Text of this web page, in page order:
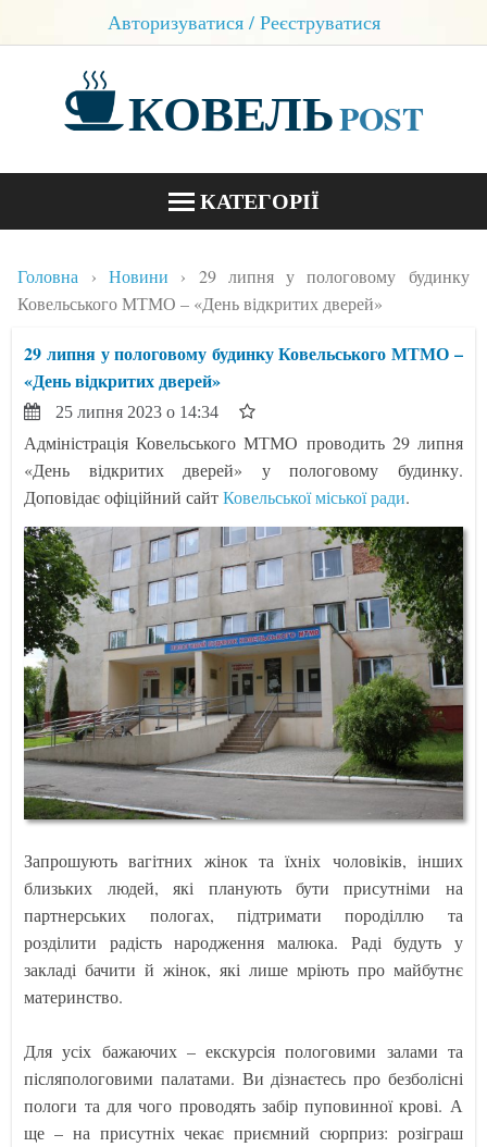
Авторизуватися / Реєструватися
КОВЕЛЬPOST
КАТЕГОРІЇ
БЛОГИ
КОНТАКТИ
Головна Новини
29 липня у пологовому будинку
Ковельського МТМО – «День відкритих дверей»
29 липня у пологовому будинку Ковельського МТМО –
«День відкритих дверей»
25 липня 2023 о 14:34
Адміністрація Ковельського МТМО проводить 29 липня
«День відкритих дверей» у пологовому будинку.
Доповідає офіційний сайтКовельської міської ради.
Запрошують вагітних жінок та їхніх чоловіків, інших
близьких людей, які планують бути присутніми на
партнерських пологах, підтримати породіллю та
розділити радість народження малюка. Раді будуть у
закладі бачити й жінок, які лише мріють про майбутнє
материнство.
Для усіх бажаючих – екскурсія пологовими залами та
післяпологовими палатами. Ви дізнаєтесь про безболісні
пологи та для чого проводять забір пуповинної крові. А
ще – на присутніх чекає приємний сюрприз: розіграш